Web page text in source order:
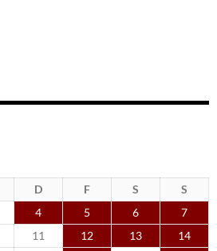
D F S
S
4 5 6
7
11 12 13
14